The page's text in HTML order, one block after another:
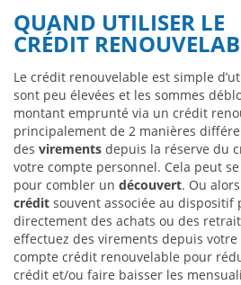
QUAND UTILISER LE
CRÉDIT
Le crédit renouvelable est simple
sont peu élevées et les sommes
montant emprunté via un crédit
principalement de 2 manières
des virements depuis la réserve du
votre compte personnel. Cela peut
pour combler un découvert. Ou
crédit souvent associée au dispositif
directement des achats ou des
effectuez des virements depuis
compte crédit renouvelable pour
crédit et/ou faire baisser les